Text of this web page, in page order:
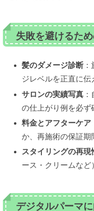
失敗を避けるた
髪のダメージ診断
ジレベルを正直に伝
サロンの実績写真
の仕上がり例を必ず
料金とアフターケア
か、再施術の保証期
スタイリングの再現
ース・クリームなど
デジタルパーマ